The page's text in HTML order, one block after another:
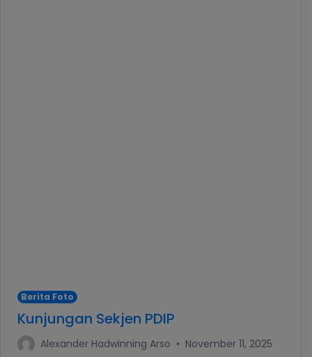
Berita Foto
Kunjungan Sekjen PDIP
Alexander Hadwinning Arso • November 11, 2025